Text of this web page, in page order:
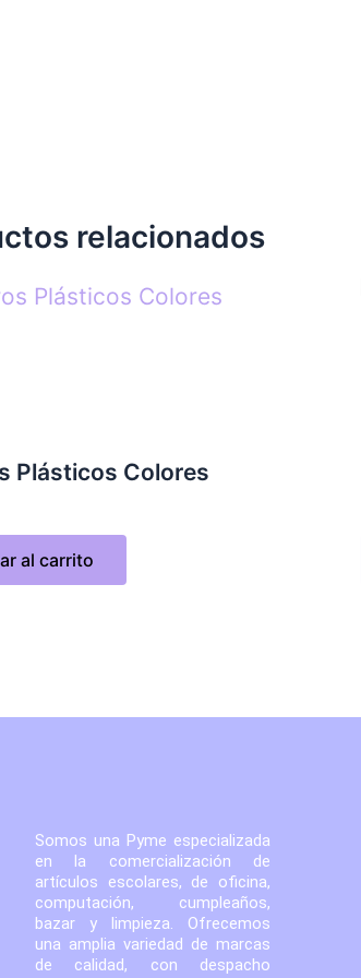
relacionados
Plásticos Colores
al carrito
Somos una Pyme especializada
en la comercialización de
artículos escolares, de oficina,
computación, cumpleaños,
bazar y limpieza. Ofrecemos
una amplia variedad de marcas
de calidad, con despacho